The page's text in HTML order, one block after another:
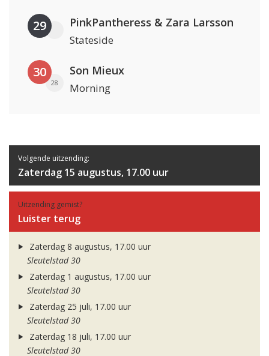
29 PinkPantheress & Zara Larsson
Stateside
30
28
Son Mieux
Morning
Volgende uitzending:
Zaterdag 15 augustus, 17.00 uur
Uitzending gemist?
Luister terug
Zaterdag 8 augustus, 17.00 uur
Sleutelstad 30
Zaterdag 1 augustus, 17.00 uur
Sleutelstad 30
Zaterdag 25 juli, 17.00 uur
Sleutelstad 30
Zaterdag 18 juli, 17.00 uur
Sleutelstad 30